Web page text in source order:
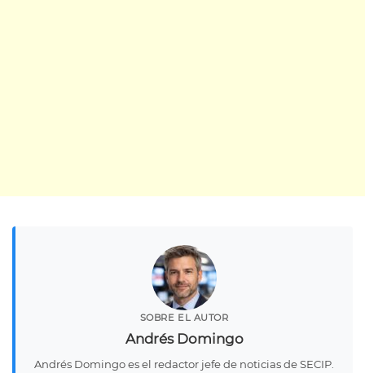
SOBRE EL AUTOR
Andrés Domingo
Andrés Domingo es el redactor jefe de noticias de SECIP.